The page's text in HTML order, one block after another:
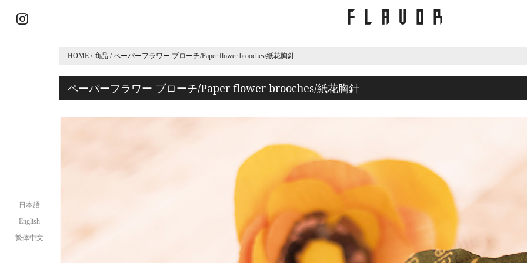
日本語
English
繁体中文
HOME /商品 /ペーパーフラワー ブローチ/Paper flower brooches/紙花胸針
ペーパーフラワー ブローチ/Paper flower brooches/紙花胸針